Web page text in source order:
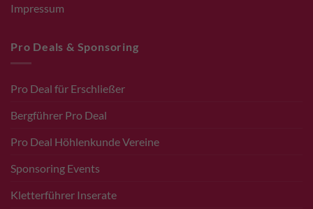
Impressum
Pro Deals & Sponsoring
Pro Deal für Erschließer
Bergführer Pro Deal
Pro Deal Höhlenkunde Vereine
Sponsoring Events
Kletterführer Inserate